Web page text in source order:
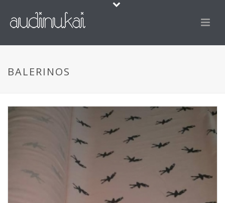
BALERINOS